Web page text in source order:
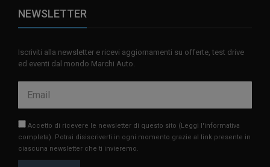
NEWSLETTER
Iscriviti alla newsletter e ricevi aggiornamenti su offerte, test drive
ed eventi dal mondo Marchi Auto.
Accetto di ricevere le newsletter di questo sito (Leggi l'informativa
completa). Potrai disiscriverti in ogni momento grazie al link presente in
ciascuna newsletter che ti invieremo.